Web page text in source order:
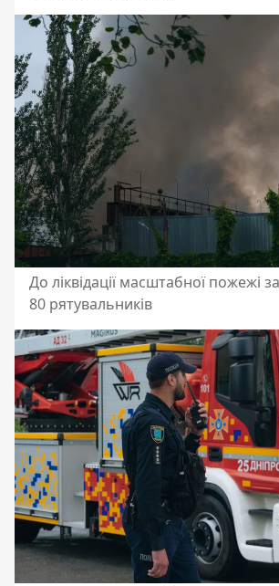
До ліквідації масштабної пожежі
80 рятувальників